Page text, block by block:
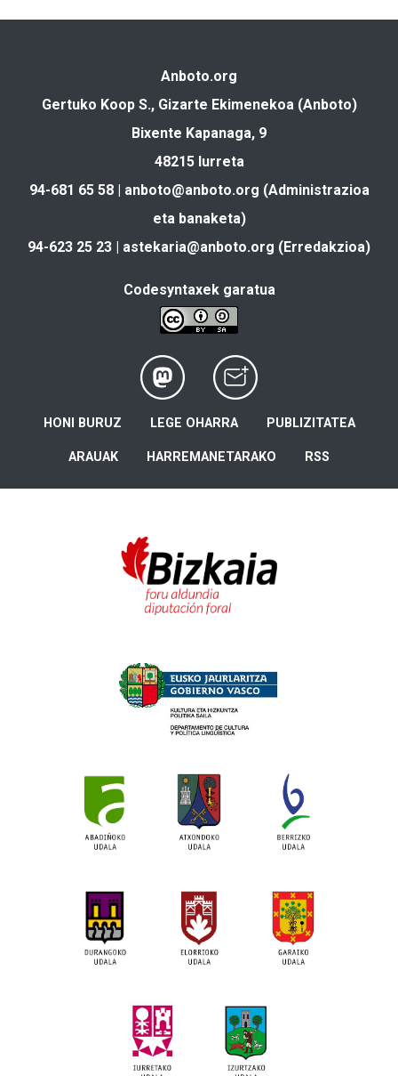
Anboto.org
Gertuko Koop S., Gizarte Ekimenekoa (Anboto)
Bixente Kapanaga, 9
48215 Iurreta
94-681 65 58 | anboto@anboto.org (Administrazioa
eta banaketa)
94-623 25 23 | astekaria@anboto.org (Erredakzioa)
Codesyntaxek garatua
HONI BURUZ LEGE OHARRA PUBLIZITATEA
ARAUAK HARREMANETARAKO RSS